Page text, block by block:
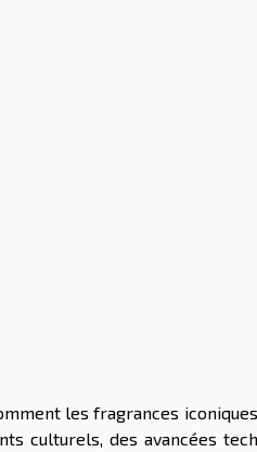
les fragrances
culturels, des avancées